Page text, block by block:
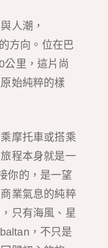
人潮，
方向。位在巴
公里，這片尚
始純粹的樣
摩托車或搭乘
程本身就是一
你的，是一望
業氣息的純粹
只有海風、星
，不只是